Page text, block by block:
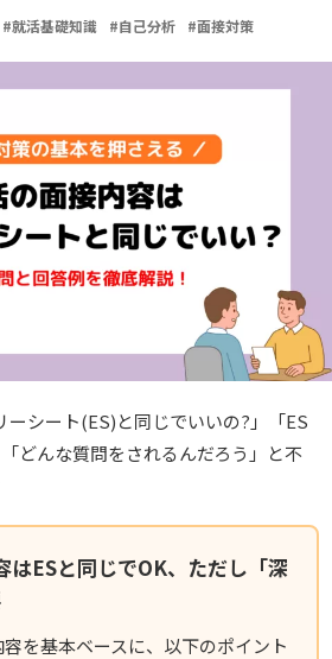
#就活基礎知識 #自己分析 #面接対策
ーシート(ES)と同じでいいの?」「ES
どんな質問をされるんだろう」と不
ESと同じでOK、ただし「深
を基本ベースに、以下のポイント